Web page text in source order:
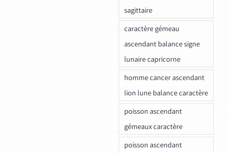
sagittaire
caractère gémeau
ascendant balance signe
lunaire capricorne
homme cancer ascendant
lion lune balance caractère
poisson ascendant
gémeaux caractère
poisson ascendant